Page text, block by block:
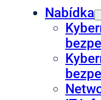
Nabídka